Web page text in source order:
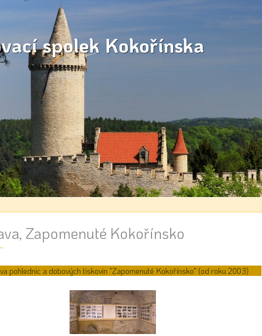
spolek Kokořínska
Zapomenuté Kokořínsko
pohlednic a dobových tiskovin "Zapomenuté Kokořínsko" (od roku 2003)